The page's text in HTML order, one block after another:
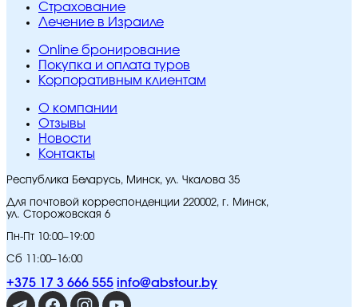
Страхование
Лечение в Израиле
Online бронирование
Покупка и оплата туров
Корпоративным клиентам
O компании
Отзывы
Новости
Контакты
Республика Беларусь, Минск, ул. Чкалова 35
Для почтовой корреспонденции 220002, г. Минск,
ул. Сторожовская 6
Пн-Пт 10:00–19:00
Сб 11:00–16:00
+375 17 3 666 555 info@abstour.by